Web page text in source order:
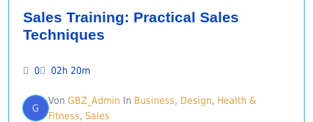
Sales Training: Practical Sales
Techniques
0 02h 20m
G
Von GBZ_Admin In Business, Design, Health &
Fitness, Sales